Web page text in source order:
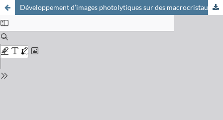
Développement d’images photolytiques sur des macrocristaux d’halogénures de plomb